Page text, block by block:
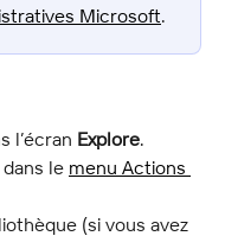
Microsoft.
l’écran Explore.
dans le menu Actions
(si vous avez